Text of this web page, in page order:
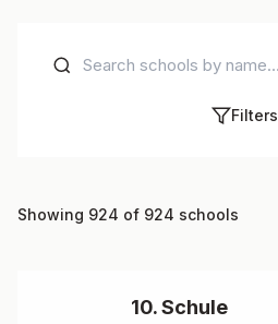
Filters
Showing 924 of 924 schools
10. Schule